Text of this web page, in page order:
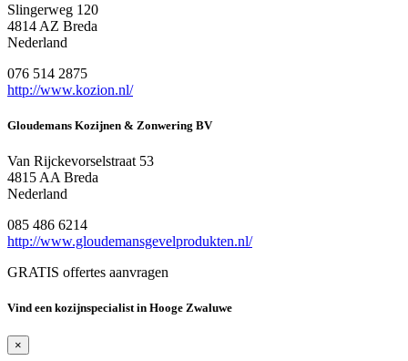
Slingerweg 120
4814 AZ Breda
Nederland
076 514 2875
http://www.kozion.nl/
Gloudemans Kozijnen & Zonwering BV
Van Rijckevorselstraat 53
4815 AA Breda
Nederland
085 486 6214
http://www.gloudemansgevelprodukten.nl/
GRATIS offertes aanvragen
Vind een kozijnspecialist in Hooge Zwaluwe
×